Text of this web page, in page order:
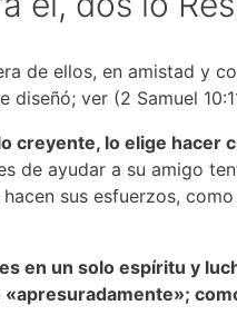
de ellos, en amistad y
ver (2 Samuel
creyente, lo elige
de ayudar a su amigo
sus esfuerzos,
en un solo espíritu y